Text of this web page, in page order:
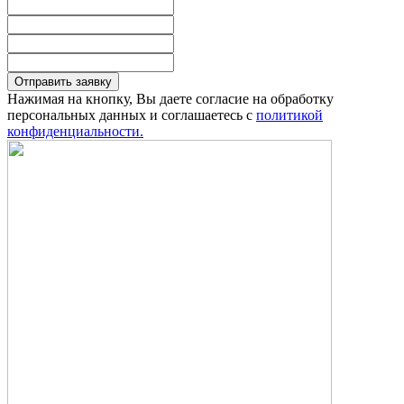
Отправить заявку
Нажимая на кнопку, Вы даете согласие на обработку
персональных данных и соглашаетесь с политикой
конфиденциальности.